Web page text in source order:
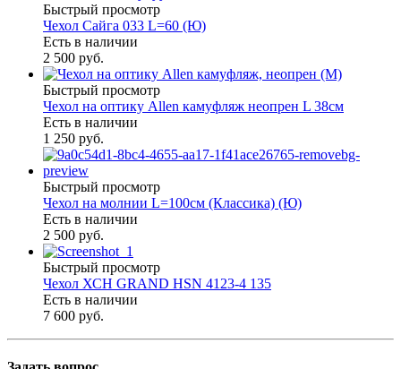
Быстрый просмотр
Чехол Сайга 033 L=60 (Ю)
Есть в наличии
2 500 руб.
Быстрый просмотр
Чехол на оптику Allen камуфляж неопрен L 38см
Есть в наличии
1 250 руб.
Быстрый просмотр
Чехол на молнии L=100см (Классика) (Ю)
Есть в наличии
2 500 руб.
Быстрый просмотр
Чехол ХСН GRAND HSN 4123-4 135
Есть в наличии
7 600 руб.